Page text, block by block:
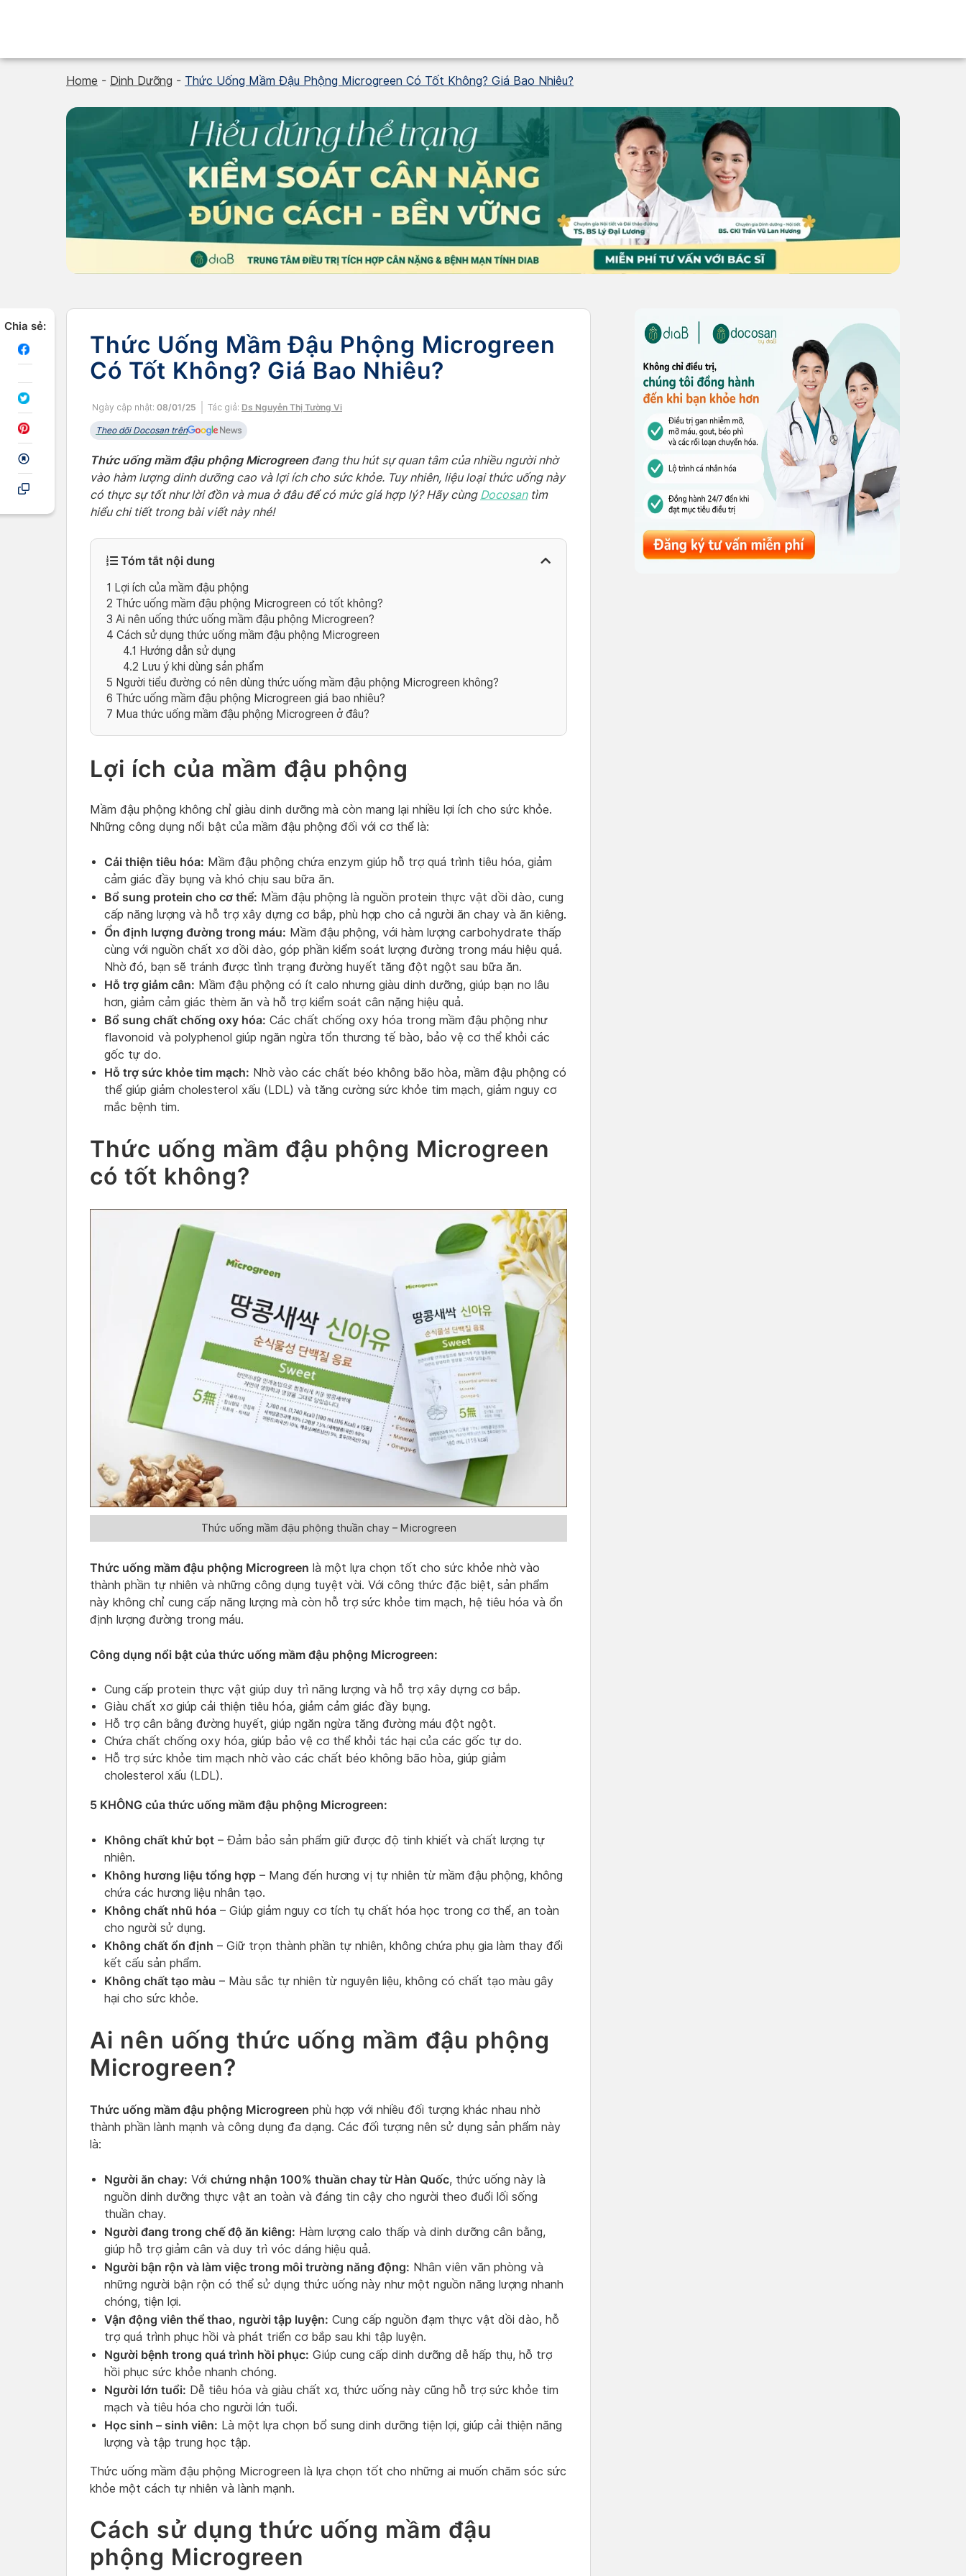
Home - Dinh Dưỡng - Thức Uống Mầm Đậu Phộng Microgreen Có Tốt Không? Giá Bao Nhiêu?
Chia sẻ:
Thức Uống Mầm Đậu Phộng Microgreen
Có Tốt Không? Giá Bao Nhiêu?
Ngày cập nhật: 08/01/25 Tác giả: Ds Nguyễn Thị Tường Vi
Theo dõi Docosan trên
Thức uống mầm đậu phộng Microgreenđang thu hút sự quan tâm của nhiều người nhờ
vào hàm lượng dinh dưỡng cao và lợi ích cho sức khỏe. Tuy nhiên, liệu loại thức uống này
có thực sự tốt như lời đồn và mua ở đâu để có mức giá hợp lý? Hãy cùng Docosantìm
hiểu chi tiết trong bài viết này nhé!
Tóm tắt nội dung
1 Lợi ích của mầm đậu phộng
2 Thức uống mầm đậu phộng Microgreen có tốt không?
3 Ai nên uống thức uống mầm đậu phộng Microgreen?
4 Cách sử dụng thức uống mầm đậu phộng Microgreen
4.1 Hướng dẫn sử dụng
4.2 Lưu ý khi dùng sản phẩm
5 Người tiểu đường có nên dùng thức uống mầm đậu phộng Microgreen không?
6 Thức uống mầm đậu phộng Microgreen giá bao nhiêu?
7 Mua thức uống mầm đậu phộng Microgreen ở đâu?
Lợi ích của mầm đậu phộng
Mầm đậu phộng không chỉ giàu dinh dưỡng mà còn mang lại nhiều lợi ích cho sức khỏe.
Những công dụng nổi bật của mầm đậu phộng đối với cơ thể là:
Cải thiện tiêu hóa: Mầm đậu phộng chứa enzym giúp hỗ trợ quá trình tiêu hóa, giảm
cảm giác đầy bụng và khó chịu sau bữa ăn.
Bổ sung protein cho cơ thể: Mầm đậu phộng là nguồn protein thực vật dồi dào, cung
cấp năng lượng và hỗ trợ xây dựng cơ bắp, phù hợp cho cả người ăn chay và ăn kiêng.
Ổn định lượng đường trong máu: Mầm đậu phộng, với hàm lượng carbohydrate thấp
cùng với nguồn chất xơ dồi dào, góp phần kiểm soát lượng đường trong máu hiệu quả.
Nhờ đó, bạn sẽ tránh được tình trạng đường huyết tăng đột ngột sau bữa ăn.
Hỗ trợ giảm cân: Mầm đậu phộng có ít calo nhưng giàu dinh dưỡng, giúp bạn no lâu
hơn, giảm cảm giác thèm ăn và hỗ trợ kiểm soát cân nặng hiệu quả.
Bổ sung chất chống oxy hóa: Các chất chống oxy hóa trong mầm đậu phộng như
flavonoid và polyphenol giúp ngăn ngừa tổn thương tế bào, bảo vệ cơ thể khỏi các
gốc tự do.
Hỗ trợ sức khỏe tim mạch: Nhờ vào các chất béo không bão hòa, mầm đậu phộng có
thể giúp giảm cholesterol xấu (LDL) và tăng cường sức khỏe tim mạch, giảm nguy cơ
mắc bệnh tim.
Thức uống mầm đậu phộng Microgreen
có tốt không?
Thức uống mầm đậu phộng thuần chay – Microgreen
Thức uống mầm đậu phộng Microgreen là một lựa chọn tốt cho sức khỏe nhờ vào
thành phần tự nhiên và những công dụng tuyệt vời. Với công thức đặc biệt, sản phẩm
này không chỉ cung cấp năng lượng mà còn hỗ trợ sức khỏe tim mạch, hệ tiêu hóa và ổn
định lượng đường trong máu.
Công dụng nổi bật của thức uống mầm đậu phộng Microgreen:
Cung cấp protein thực vật giúp duy trì năng lượng và hỗ trợ xây dựng cơ bắp.
Giàu chất xơ giúp cải thiện tiêu hóa, giảm cảm giác đầy bụng.
Hỗ trợ cân bằng đường huyết, giúp ngăn ngừa tăng đường máu đột ngột.
Chứa chất chống oxy hóa, giúp bảo vệ cơ thể khỏi tác hại của các gốc tự do.
Hỗ trợ sức khỏe tim mạch nhờ vào các chất béo không bão hòa, giúp giảm
cholesterol xấu (LDL).
5 KHÔNG của thức uống mầm đậu phộng Microgreen:
Không chất khử bọt – Đảm bảo sản phẩm giữ được độ tinh khiết và chất lượng tự
nhiên.
Không hương liệu tổng hợp – Mang đến hương vị tự nhiên từ mầm đậu phộng, không
chứa các hương liệu nhân tạo.
Không chất nhũ hóa – Giúp giảm nguy cơ tích tụ chất hóa học trong cơ thể, an toàn
cho người sử dụng.
Không chất ổn định – Giữ trọn thành phần tự nhiên, không chứa phụ gia làm thay đổi
kết cấu sản phẩm.
Không chất tạo màu – Màu sắc tự nhiên từ nguyên liệu, không có chất tạo màu gây
hại cho sức khỏe.
Ai nên uống thức uống mầm đậu phộng
Microgreen?
Thức uống mầm đậu phộng Microgreen phù hợp với nhiều đối tượng khác nhau nhờ
thành phần lành mạnh và công dụng đa dạng. Các đối tượng nên sử dụng sản phẩm này
là:
Người ăn chay: Với chứng nhận 100% thuần chay từ Hàn Quốc, thức uống này là
nguồn dinh dưỡng thực vật an toàn và đáng tin cậy cho người theo đuổi lối sống
thuần chay.
Người đang trong chế độ ăn kiêng: Hàm lượng calo thấp và dinh dưỡng cân bằng,
giúp hỗ trợ giảm cân và duy trì vóc dáng hiệu quả.
Người bận rộn và làm việc trong môi trường năng động: Nhân viên văn phòng và
những người bận rộn có thể sử dụng thức uống này như một nguồn năng lượng nhanh
chóng, tiện lợi.
Vận động viên thể thao, người tập luyện: Cung cấp nguồn đạm thực vật dồi dào, hỗ
trợ quá trình phục hồi và phát triển cơ bắp sau khi tập luyện.
Người bệnh trong quá trình hồi phục: Giúp cung cấp dinh dưỡng dễ hấp thụ, hỗ trợ
hồi phục sức khỏe nhanh chóng.
Người lớn tuổi: Dễ tiêu hóa và giàu chất xơ, thức uống này cũng hỗ trợ sức khỏe tim
mạch và tiêu hóa cho người lớn tuổi.
Học sinh – sinh viên: Là một lựa chọn bổ sung dinh dưỡng tiện lợi, giúp cải thiện năng
lượng và tập trung học tập.
Thức uống mầm đậu phộng Microgreen là lựa chọn tốt cho những ai muốn chăm sóc sức
khỏe một cách tự nhiên và lành mạnh.
Cách sử dụng thức uống mầm đậu
phộng Microgreen